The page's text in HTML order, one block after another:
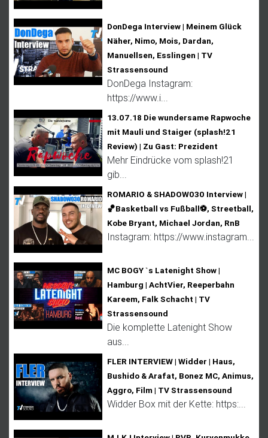
DonDega Interview | Meinem Glück
Näher, Nimo, Mois, Dardan,
Manuellsen, Esslingen | TV
Strassensound
DonDega Instagram:
https://www.i...
13.07.18 Die wundersame Rapwoche
mit Mauli und Staiger (splash!21
Review) | Zu Gast: Prezident
Mehr Eindrücke vom splash!21
gib...
ROMARIO & SHADOW030 Interview |
🏀Basketball vs Fußball⚽, Streetball,
Kobe Bryant, Michael Jordan, RnB
Instagram: https://www.instagram...
MC BOGY `s Latenight Show |
Hamburg | AchtVier, Reeperbahn
Kareem, Falk Schacht | TV
Strassensound
Die komplette Latenight Show
aus...
FLER INTERVIEW | Widder | Haus,
Bushido & Arafat, Bonez MC, Animus,
Aggro, Film | TV Strassensound
Widder Box mit der Kette: https:...